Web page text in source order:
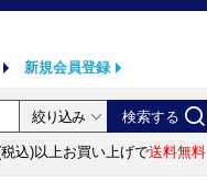
新規会員登録
込)以上お買い上げで送料無料